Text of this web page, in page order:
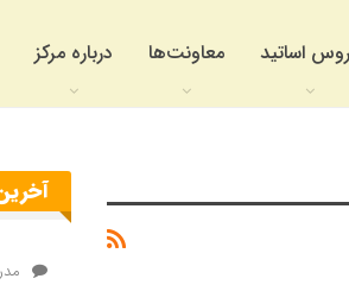
اساتید معاونت‌ها درباره مرکز